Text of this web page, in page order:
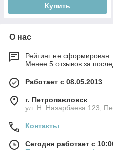
Купить
О нас
Рейтинг не сформирован
Менее 5 отзывов за
Работает с 08.05.2013
г. Петропавловск
ул. Н. Назарбаева 123,
Контакты
Сегодня работает с